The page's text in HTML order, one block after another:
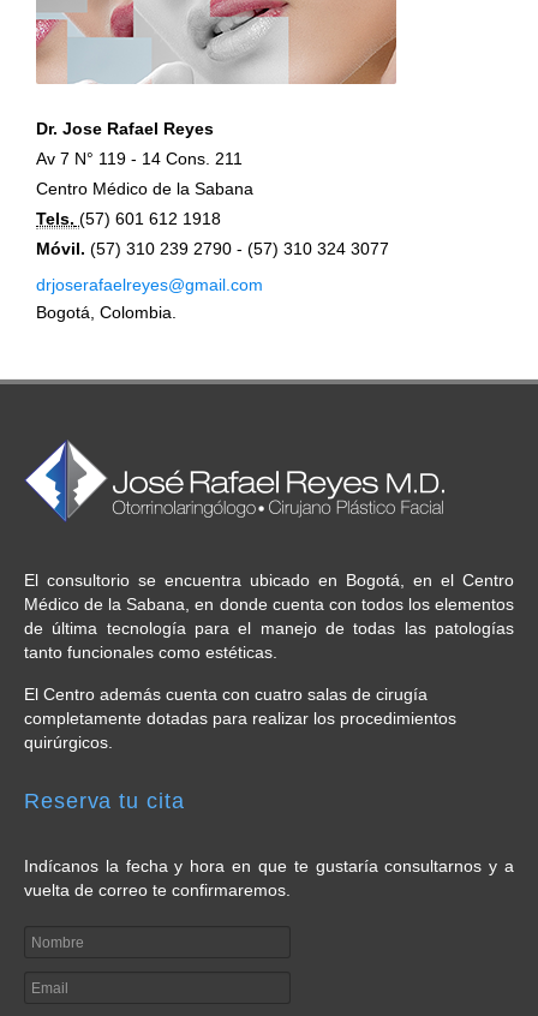
Dr. Jose Rafael Reyes
Av 7 N° 119 - 14 Cons. 211
Centro Médico de la Sabana
Tels. (57) 601 612 1918
Móvil. (57) 310 239 2790 - (57) 310 324 3077
drjoserafaelreyes@gmail.com
Bogotá, Colombia.
El consultorio se encuentra ubicado en Bogotá, en el Centro
Médico de la Sabana, en donde cuenta con todos los elementos
de última tecnología para el manejo de todas las patologías
tanto funcionales como estéticas.
El Centro además cuenta con cuatro salas de cirugía
completamente dotadas para realizar los procedimientos
quirúrgicos.
Reserva tu cita
Indícanos la fecha y hora en que te gustaría consultarnos y a
vuelta de correo te confirmaremos.